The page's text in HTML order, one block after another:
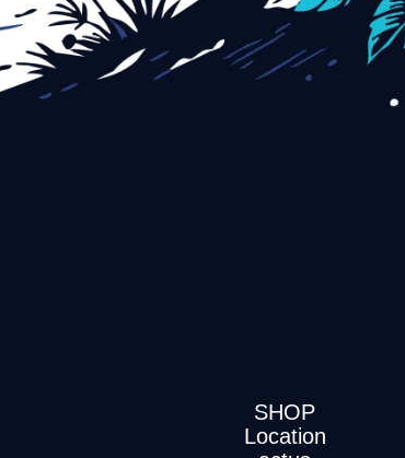
SHOP
Location